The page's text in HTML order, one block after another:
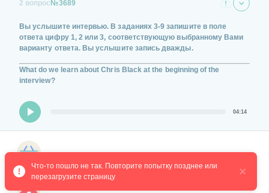
2 вопрос №3689
Вы услышите интервью. В заданиях 3-9запишите в поле
ответа цифру 1, 2 или 3, соответствующую выбранному Вами
варианту ответа. Вы услышите запись дважды.
What do we learn about Chris Black at the beginning of the
interview?
04:14
He has won some literary awards.
He dislikes living in California.
Что-то пошло не так. Повторите попытку позднее или
перезагрузите страницу